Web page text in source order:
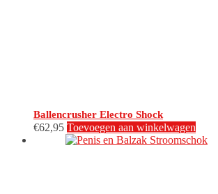
Ballencrusher Electro Shock
€62,95 Toevoegen aan winkelwagen